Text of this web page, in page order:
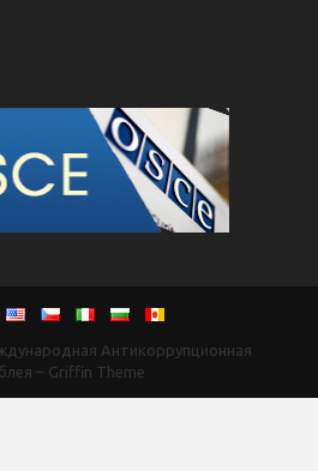
Антикоррупционная
– Griffin Theme